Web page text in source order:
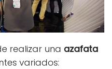
realizar una azafata
variados: